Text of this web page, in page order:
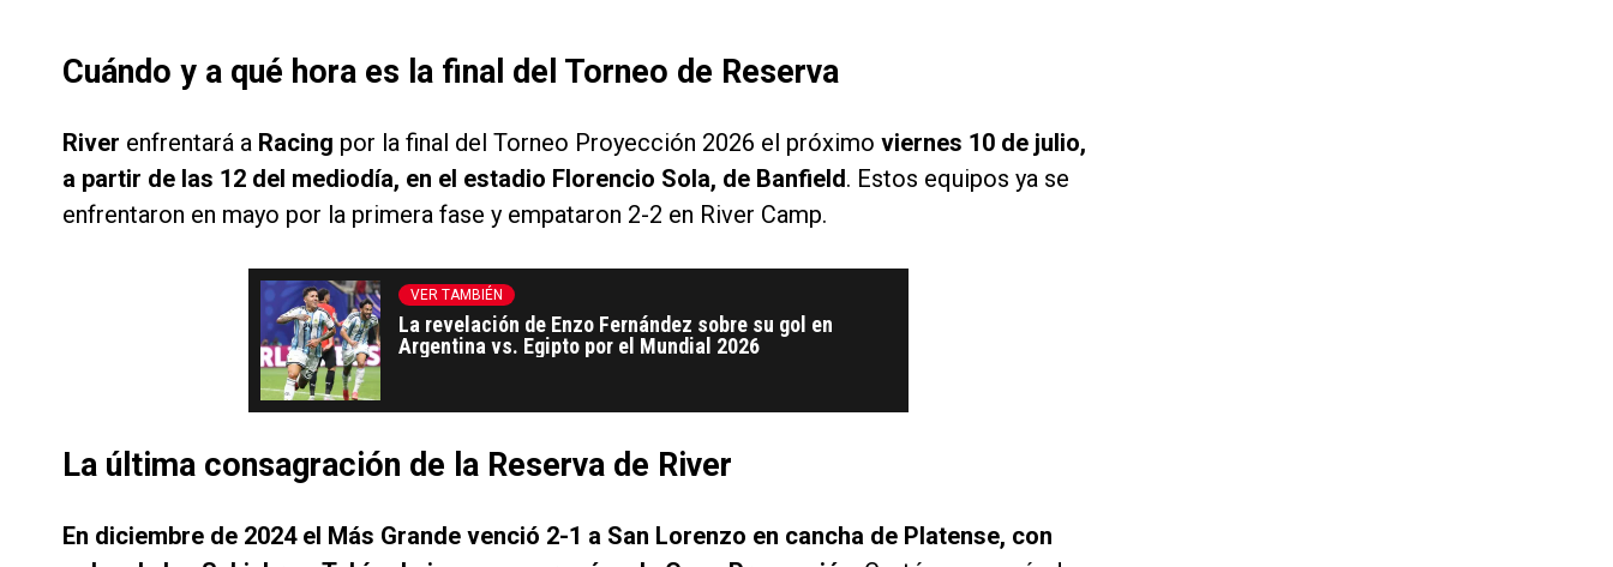
Cuándo y a qué hora es la final del Torneo de Reserva
River enfrentará a Racing por la final del Torneo Proyección 2026 el próximo viernes 10 de julio,
a partir de las 12 del mediodía, en el estadio Florencio Sola, de Banfield. Estos equipos ya se
enfrentaron en mayo por la primera fase y empataron 2-2 en River Camp.
VER TAMBIÉN
La revelación de Enzo Fernández sobre su gol en
Argentina vs. Egipto por el Mundial 2026
La última consagración de la Reserva de River
En diciembre de 2024 el Más Grande venció 2-1 a San Lorenzo en cancha de Platense, con